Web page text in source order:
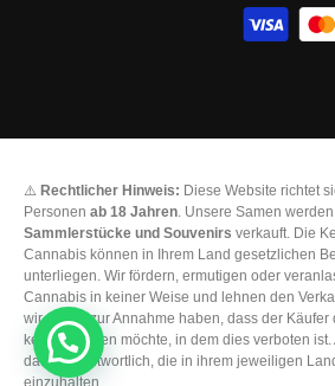
⚠️ Rechtlicher Hinweis: Diese Website richtet
Personen ab 18 Jahren. Unsere Samen
Sammlerstücke und Souvenirs verkauft. Die
Cannabis können in Ihrem Land gesetzlichen
unterliegen. Wir fördern, ermutigen oder
Cannabis in keiner Weise und lehnen den
wir Grund zur Annahme haben, dass der
keimen lassen möchte, in dem dies verboten
dafür verantwortlich, die in ihrem jeweiligen
einzuhalten.